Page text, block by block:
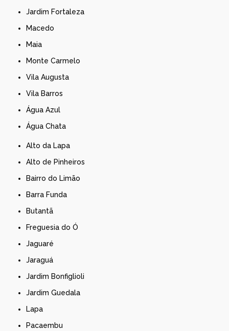
Jardim Fortaleza
Macedo
Maia
Monte Carmelo
Vila Augusta
Vila Barros
Água Azul
Água Chata
Alto da Lapa
Alto de Pinheiros
Bairro do Limão
Barra Funda
Butantã
Freguesia do Ó
Jaguaré
Jaraguá
Jardim Bonfiglioli
Jardim Guedala
Lapa
Pacaembu